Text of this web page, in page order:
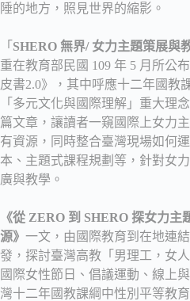
陲的地方，照見世界的縮影。
「 SHERO 無界/ 女力主題策展與
重在教育部民國 109 年 5 月所公
皮書2.0》，其中呼應十二年國教
「多元文化與國際理解」重大理
篇文章，讓讀者一窺國際上女力
有資源，同時整合臺灣現場如何
本、主題式課程規劃等，針對女
廣與教學。
《從 ZERO 到 SHERO 探女力主
源》 一文，由國際教育到在地連
發，探討臺灣高教「男理工，女
國際女性節日、倡議運動、線上
灣十二年國教課綱中性別平等教